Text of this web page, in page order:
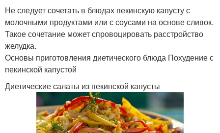
Не следует сочетать в блюдах пекинскую капусту с
молочными продуктами или с соусами на основе сливок.
Такое сочетание может спровоцировать расстройство
желудка.
Основы приготовления диетического блюда Похудение с
пекинской капустой
Диетические салаты из пекинской капусты